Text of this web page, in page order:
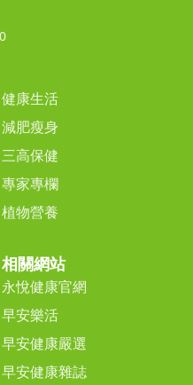
健康生活
減肥瘦身
三高保健
專家專欄
植物營養
相關網站
永悅健康官網
早安樂活
早安健康嚴選
早安健康雜誌